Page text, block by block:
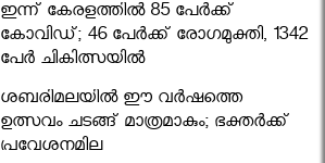
ഇന്ന് കേരളത്തിൽ 85 പേർക്ക്
കോവിഡ്; 46 പേർക്ക് രോഗമുക്തി, 1342
പേർ ചികിത്സയിൽ
ശബരിമലയില്‍ ഈ വർഷത്തെ
ഉത്സവം ചടങ്ങ് മാത്രമാകും; ഭക്തർക്ക്
പ്രവേശനമില്ല